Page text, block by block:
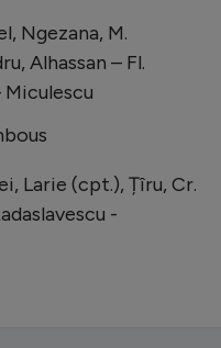
Ngezana, M.
Alhassan – Fl.
Larie (cpt.), Țîru, Cr.
-